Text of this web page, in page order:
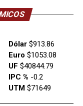
Dólar$913.86
Euro $1053.08
UF $40844.79
IPC % -0.2
UTM$71649